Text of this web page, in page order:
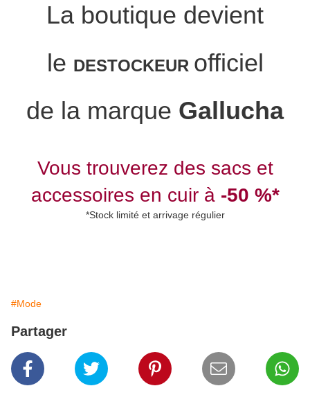
La boutique devient
le DESTOCKEUR officiel
de la marque Gallucha
Vous trouverez des sacs et
accessoires en cuir à -50 %*
*Stock limité et arrivage régulier
#Mode
Partager